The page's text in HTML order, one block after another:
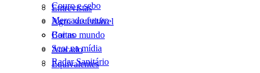
Entrevistas
Agro sustentável
Cartas
Scot na mídia
Radar Sanitário
Couro e sebo
Mercado futuro
Boi no mundo
Atacado
Equivalentes